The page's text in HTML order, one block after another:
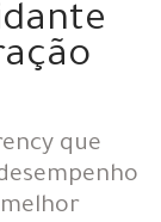
que